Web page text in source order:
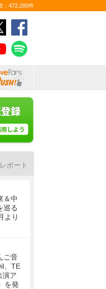
：472,280件
ポート
＆中
巡る
より
ご音
、TE
演ア
を発